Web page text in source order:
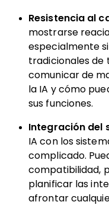
Resistencia al
mostrarse
especialmente
tradicionales de
comunicar de
la IA y cómo
sus funciones.
Integración del
IA con los
complicado.
compatibilidad,
planificar las
afrontar